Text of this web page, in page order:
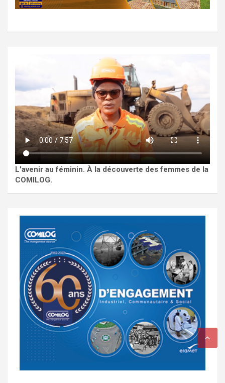
L'avenir au féminin. À la découverte des femmes de la
COMILOG.